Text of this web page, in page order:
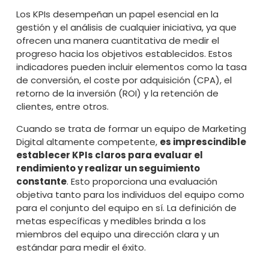
Los KPIs desempeñan un papel esencial en la
gestión y el análisis de cualquier iniciativa, ya que
ofrecen una manera cuantitativa de medir el
progreso hacia los objetivos establecidos. Estos
indicadores pueden incluir elementos como la tasa
de conversión, el coste por adquisición (CPA), el
retorno de la inversión (ROI) y la retención de
clientes, entre otros.
Cuando se trata de formar un equipo de Marketing
Digital altamente competente, es imprescindible
establecer KPIs claros para evaluar el
rendimiento y realizar un seguimiento
constante. Esto proporciona una evaluación
objetiva tanto para los individuos del equipo como
para el conjunto del equipo en sí. La definición de
metas específicas y medibles brinda a los
miembros del equipo una dirección clara y un
estándar para medir el éxito.